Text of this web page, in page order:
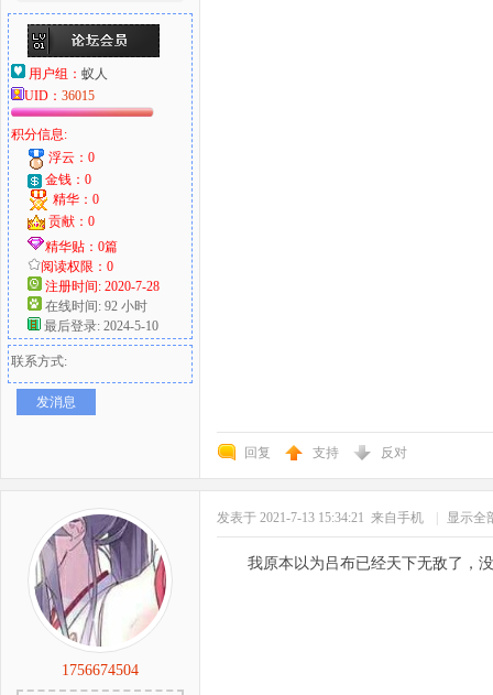
用户组： 蚁人
UID： 36015
积分信息:
浮云：0
金钱：0
精华：0
贡献：0
精华贴：0篇
阅读权限：0
注册时间: 2020-7-28
在线时间: 92 小时
最后登录: 2024-5-10
联系方式:
发消息
回复 支持 反对
1756674504
发表于 2021-7-13 15:34:21 来自手机 显示全
我原本以为吕布已经天下无敌了，